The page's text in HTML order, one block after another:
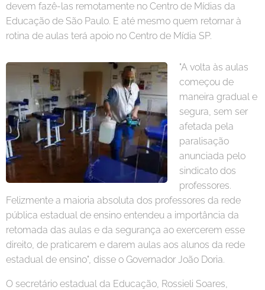
devem fazê-las remotamente no Centro de Mídias da
Educação de São Paulo. E até mesmo quem retornar à
rotina de aulas terá apoio no Centro de Mídia SP.
"A volta às aulas
começou de
maneira gradual e
segura, sem ser
afetada pela
paralisação
anunciada pelo
sindicato dos
professores.
Felizmente a maioria absoluta dos professores da rede
pública estadual de ensino entendeu a importância da
retomada das aulas e da segurança ao exercerem esse
direito, de praticarem e darem aulas aos alunos da rede
estadual de ensino", disse o Governador João Doria.
O secretário estadual da Educação, Rossieli Soares,